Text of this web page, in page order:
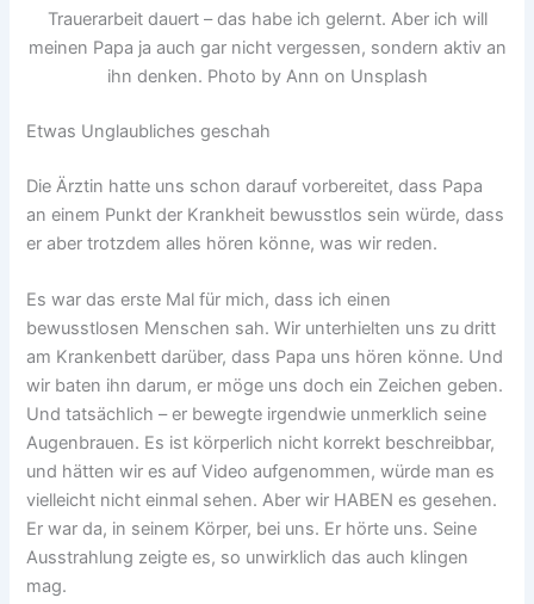
Trauerarbeit dauert – das habe ich gelernt. Aber ich will
meinen Papa ja auch gar nicht vergessen, sondern aktiv an
ihn denken. Photo by Ann on Unsplash
Etwas Unglaubliches geschah
Die Ärztin hatte uns schon darauf vorbereitet, dass Papa
an einem Punkt der Krankheit bewusstlos sein würde, dass
er aber trotzdem alles hören könne, was wir reden.
Es war das erste Mal für mich, dass ich einen
bewusstlosen Menschen sah. Wir unterhielten uns zu dritt
am Krankenbett darüber, dass Papa uns hören könne. Und
wir baten ihn darum, er möge uns doch ein Zeichen geben.
Und tatsächlich – er bewegte irgendwie unmerklich seine
Augenbrauen. Es ist körperlich nicht korrekt beschreibbar,
und hätten wir es auf Video aufgenommen, würde man es
vielleicht nicht einmal sehen. Aber wir HABEN es gesehen.
Er war da, in seinem Körper, bei uns. Er hörte uns. Seine
Ausstrahlung zeigte es, so unwirklich das auch klingen
mag.